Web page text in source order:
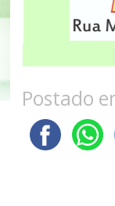
Postado